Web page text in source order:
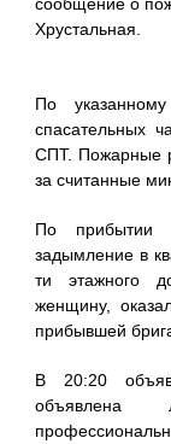
Хрустальная.
По
спасательных
СПТ. Пожарные
за считанные
По прибытии
задымление в
ти этажного
женщину,
прибывшей
В 20:20
объявлена